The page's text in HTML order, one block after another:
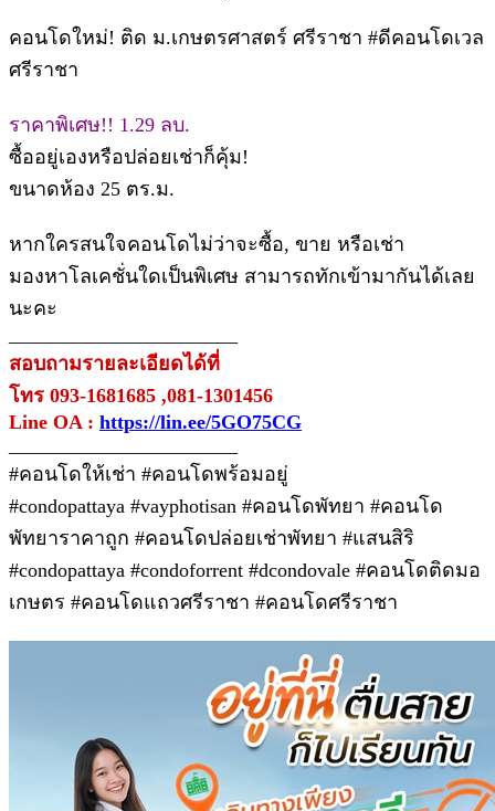
คอนโดใหม่! ติด ม.เกษตรศาสตร์ ศรีราชา #ดีคอนโดเวล
ศรีราชา
ราคาพิเศษ!! 1.29 ลบ.
ซื้ออยู่เองหรือปล่อยเช่าก็คุ้ม!
ขนาดห้อง 25 ตร.ม.
หากใครสนใจคอนโดไม่ว่าจะซื้อ, ขาย หรือเช่า
มองหาโลเคชั่นใดเป็นพิเศษ สามารถทักเข้ามากันได้เลย
นะคะ
สอบถามรายละเอียดได้ที่
โทร 093-1681685 ,081-1301456
Line OA : https://lin.ee/5GO75CG
#คอนโดให้เช่า #คอนโดพร้อมอยู่
#condopattaya #vayphotisan #คอนโดพัทยา #คอนโด
พัทยาราคาถูก #คอนโดปล่อยเช่าพัทยา #แสนสิริ
#condopattaya #condoforrent #dcondovale #คอนโดติดมอ
เกษตร #คอนโดแถวศรีราชา #คอนโดศรีราชา